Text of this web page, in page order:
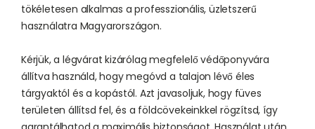
tökéletesen alkalmas a professzionális, üzletszerű
használatra Magyarországon.
Kérjük, a légvárat kizárólag megfelelő védőponyvára
állítva használd, hogy megóvd a talajon lévő éles
tárgyaktól és a kopástól. Azt javasoljuk, hogy füves
területen állítsd fel, és a földcövekeinkkel rögzítsd, így